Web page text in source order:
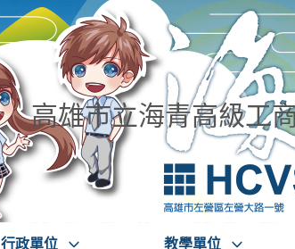
高雄市立海青高級工
行政單位 教學單位